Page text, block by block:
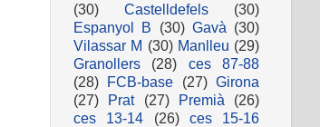
(30)
Castelldefels
(30)
Espanyol B
(30) Gavà (30)
Vilassar M (30) Manlleu (29)
Granollers
(28)
ces 87-88
(28) FCB-base (27) Girona
(27)
Prat (27) Premià
(26)
ces 13-14
(26)
ces 15-16